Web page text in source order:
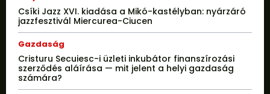
Csíki Jazz XVI. kiadása a Mikó-kastélyban: nyárzáró
jazzfesztivál Miercurea-Ciucen
Gazdaság
Cristuru Secuiesc-i üzleti inkubátor finanszírozási
szerződés aláírása — mit jelent a helyi gazdaság
számára?